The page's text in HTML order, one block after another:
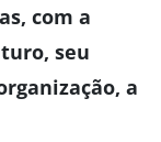
com a
seu
a